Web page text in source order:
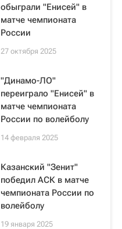
обыграли "Енисей" в
матче чемпионата
России
27 октября 2025
"Динамо-ЛО"
переиграло "Енисей" в
матче чемпионата
России по волейболу
14 февраля 2025
Казанский "Зенит"
победил АСК в матче
чемпионата России по
волейболу
19 января 2025